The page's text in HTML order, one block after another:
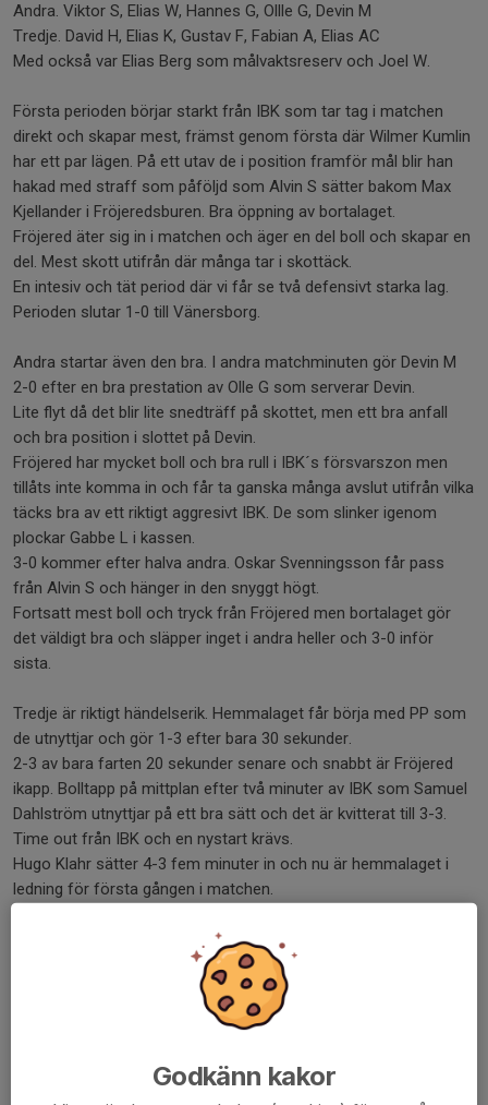
Andra. Viktor S, Elias W, Hannes G, Ollle G, Devin M
Tredje. David H, Elias K, Gustav F, Fabian A, Elias AC
Med också var Elias Berg som målvaktsreserv och Joel W.
Första perioden börjar starkt från IBK som tar tag i matchen
direkt och skapar mest, främst genom första där Wilmer Kumlin
har ett par lägen. På ett utav de i position framför mål blir han
hakad med straff som påföljd som Alvin S sätter bakom Max
Kjellander i Fröjeredsburen. Bra öppning av bortalaget.
Fröjered äter sig in i matchen och äger en del boll och skapar en
del. Mest skott utifrån där många tar i skottäck.
En intesiv och tät period där vi får se två defensivt starka lag.
Perioden slutar 1-0 till Vänersborg.
Andra startar även den bra. I andra matchminuten gör Devin M
2-0 efter en bra prestation av Olle G som serverar Devin.
Lite flyt då det blir lite snedträff på skottet, men ett bra anfall
och bra position i slottet på Devin.
Fröjered har mycket boll och bra rull i IBK´s försvarszon men
tillåts inte komma in och får ta ganska många avslut utifrån vilka
täcks bra av ett riktigt aggresivt IBK. De som slinker igenom
plockar Gabbe L i kassen.
3-0 kommer efter halva andra. Oskar Svenningsson får pass
från Alvin S och hänger in den snyggt högt.
Fortsatt mest boll och tryck från Fröjered men bortalaget gör
det väldigt bra och släpper inget i andra heller och 3-0 inför
sista.
Tredje är riktigt händelserik. Hemmalaget får börja med PP som
de utnyttjar och gör 1-3 efter bara 30 sekunder.
2-3 av bara farten 20 sekunder senare och snabbt är Fröjered
ikapp. Bolltapp på mittplan efter två minuter av IBK som Samuel
Dahlström utnyttjar på ett bra sätt och det är kvitterat till 3-3.
Time out från IBK och en nystart krävs.
Hugo Klahr sätter 4-3 fem minuter in och nu är hemmalaget i
ledning för första gången i matchen.
både anfallsspel och omställningar igen.
Oskar Svenningsson kvitterar efter halva sista och nu har IBK en
bra period. 5-4 kommer femton minuter in efter ett fint anfall.
Olle G snurrar i anfallzon och i läge bakom förlängda hittar han
från Olle och det är 5-4.
Sista fem är en kamp. Fröjered trycker givetvis på och skapar
Godkänn kakor